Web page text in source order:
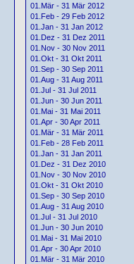
01.Mär - 31 Mär 2012
01.Feb - 29 Feb 2012
01.Jan - 31 Jan 2012
01.Dez - 31 Dez 2011
01.Nov - 30 Nov 2011
01.Okt - 31 Okt 2011
01.Sep - 30 Sep 2011
01.Aug - 31 Aug 2011
01.Jul - 31 Jul 2011
01.Jun - 30 Jun 2011
01.Mai - 31 Mai 2011
01.Apr - 30 Apr 2011
01.Mär - 31 Mär 2011
01.Feb - 28 Feb 2011
01.Jan - 31 Jan 2011
01.Dez - 31 Dez 2010
01.Nov - 30 Nov 2010
01.Okt - 31 Okt 2010
01.Sep - 30 Sep 2010
01.Aug - 31 Aug 2010
01.Jul - 31 Jul 2010
01.Jun - 30 Jun 2010
01.Mai - 31 Mai 2010
01.Apr - 30 Apr 2010
01.Mär - 31 Mär 2010